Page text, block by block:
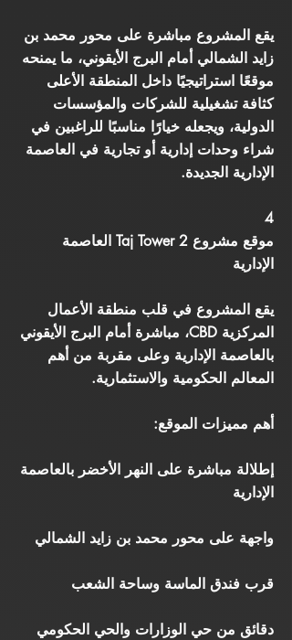
يقع المشروع مباشرة على محور محمد بن
زايد الشمالي أمام البرج الأيقوني، ما يمنحه
موقعًا استراتيجيًا داخل المنطقة الأعلى
كثافة تشغيلية للشركات والمؤسسات
الدولية، ويجعله خيارًا مناسبًا للراغبين في
شراء وحدات إدارية أو تجارية في العاصمة
الإدارية الجديدة.
4
موقع مشروع Taj Tower 2 العاصمة
الإدارية
يقع المشروع في قلب منطقة الأعمال
المركزية CBD، مباشرة أمام البرج الأيقوني
بالعاصمة الإدارية وعلى مقربة من أهم
المعالم الحكومية والاستثمارية.
أهم مميزات الموقع:
إطلالة مباشرة على النهر الأخضر بالعاصمة
الإدارية
واجهة على محور محمد بن زايد الشمالي
قرب فندق الماسة وساحة الشعب
دقائق من حي الوزارات والحي الحكومي